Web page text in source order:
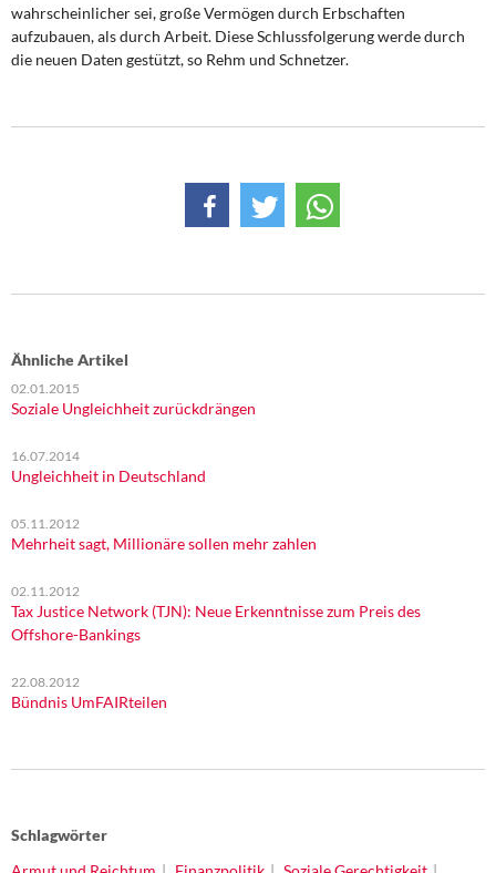
wahrscheinlicher sei, große Vermögen durch Erbschaften
aufzubauen, als durch Arbeit. Diese Schlussfolgerung werde durch
die neuen Daten gestützt, so Rehm und Schnetzer.
Ähnliche Artikel
02.01.2015
Soziale Ungleichheit zurückdrängen
16.07.2014
Ungleichheit in Deutschland
05.11.2012
Mehrheit sagt, Millionäre sollen mehr zahlen
02.11.2012
Tax Justice Network (TJN): Neue Erkenntnisse zum Preis des
Offshore-Bankings
22.08.2012
Bündnis UmFAIRteilen
Schlagwörter